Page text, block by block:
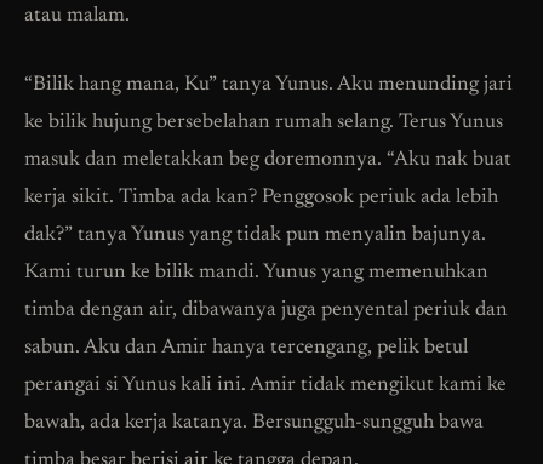
atau malam.
“Bilik hang mana, Ku” tanya Yunus. Aku menunding jari
ke bilik hujung bersebelahan rumah selang. Terus Yunus
masuk dan meletakkan beg doremonnya. “Aku nak buat
kerja sikit. Timba ada kan? Penggosok periuk ada lebih
dak?” tanya Yunus yang tidak pun menyalin bajunya.
Kami turun ke bilik mandi. Yunus yang memenuhkan
timba dengan air, dibawanya juga penyental periuk dan
sabun. Aku dan Amir hanya tercengang, pelik betul
perangai si Yunus kali ini. Amir tidak mengikut kami ke
bawah, ada kerja katanya. Bersungguh-sungguh bawa